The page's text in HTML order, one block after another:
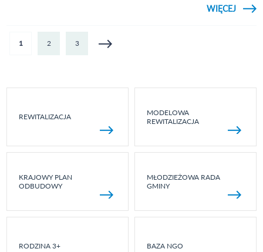
CZYTAJ
WIĘCEJ
O
Strony
1 2 3
REWITALIZACJA
MODELOWA
REWITALIZACJA
KRAJOWY PLAN
ODBUDOWY
MŁODZIEŻOWA RADA
GMINY
RODZINA 3+ BAZA NGO